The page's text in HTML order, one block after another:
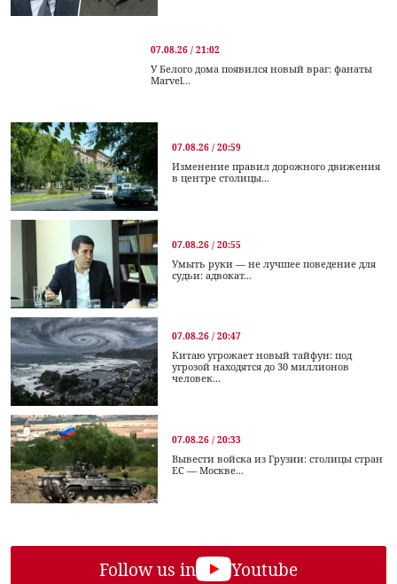
07.08.26 / 21:02
У Белого дома появился новый враг: фанаты
Marvel...
07.08.26 / 20:59
Изменение правил дорожного движения
в центре столицы...
07.08.26 / 20:55
Умыть руки — не лучшее поведение для
судьи: адвокат...
07.08.26 / 20:47
Китаю угрожает новый тайфун: под
угрозой находятся до 30 миллионов
человек...
07.08.26 / 20:33
Вывести войска из Грузии: столицы стран
ЕС — Москве...
Follow us in Youtube